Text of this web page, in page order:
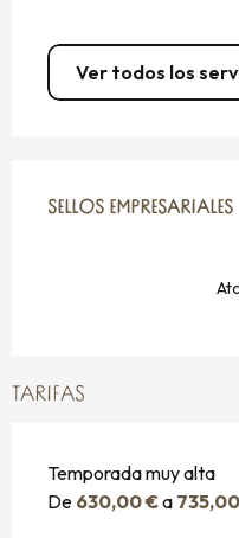
Ver todos los
SELLOS EMPRESARIALES
SELLOS EMPRESARIALES
TARIFAS
Temporada muy alta
De 630,00 €a